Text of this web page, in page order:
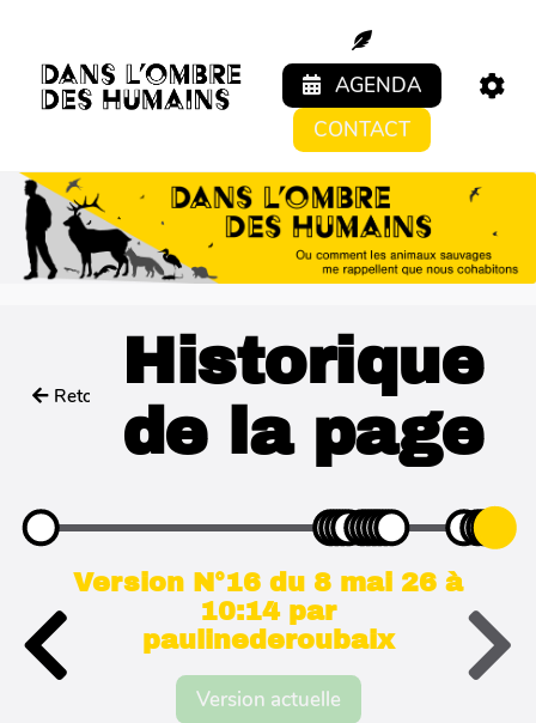
AGENDA
CONTACT
Retour
Historique
de la page
Version N°16 du 8 mai 26 à
10:14 par
paulinederoubaix
Version actuelle